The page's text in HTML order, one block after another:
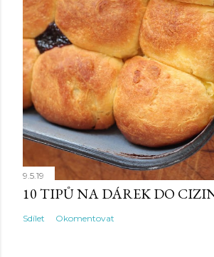
9.5.19
10 TIPŮ NA DÁREK DO
Sdílet Okomentovat